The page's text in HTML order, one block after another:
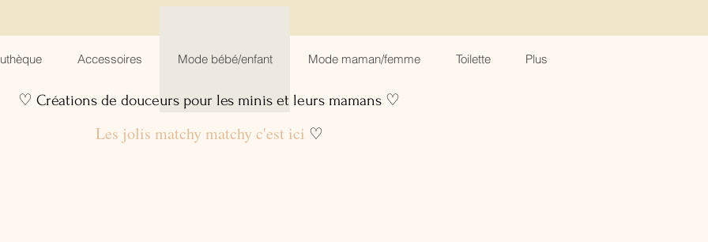
Accessoires Mode bébé/enfant Mode maman/femme Toilette Plus
♡ Créations de douceurs pour les minis et leurs mamans ♡
Les jolis matchy matchy c'est ici ♡